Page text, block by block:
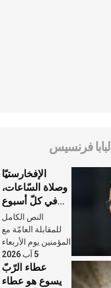
البابا فرنسيس
الإفخارستيّا
وصلاة السّاعات،
في كلّ أسبوع
وكلّ يوم، هما
النَّفَس في حياة
الكنيسة
النص الكامل
للمقابلة العامّة مع
المؤمنين يوم الأربعاء
5 آب 2026
عطاء الرّبّ
يسوع هو عطاء